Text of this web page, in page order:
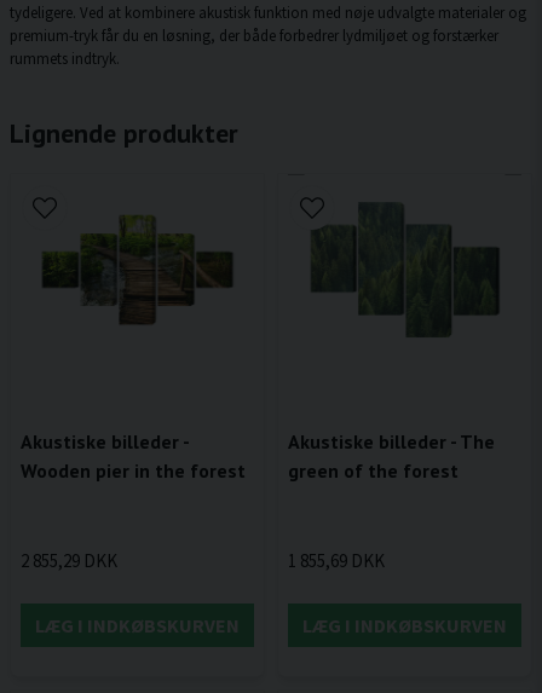
tydeligere. Ved at kombinere akustisk funktion med nøje udvalgte materialer og
premium-tryk får du en løsning, der både forbedrer lydmiljøet og forstærker
rummets indtryk.
Lignende produkter
Akustiske billeder -
Wooden pier in the forest
2 855,29 DKK
LÆG I INDKØBSKURVEN
Akustiske billeder - The
green of the forest
1 855,69 DKK
LÆG I INDKØBSKURVEN